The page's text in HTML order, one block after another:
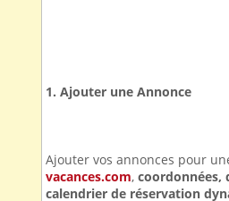
1. Ajouter une Annonce
Ajouter vos annonces pour
vacances.com, coordonnées,
calendrier de réservation